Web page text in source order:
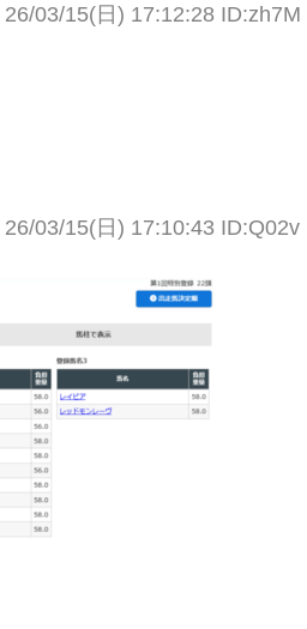
26/03/15(日) 17:12:28 ID:zh7M
26/03/15(日) 17:10:43 ID:Q02v